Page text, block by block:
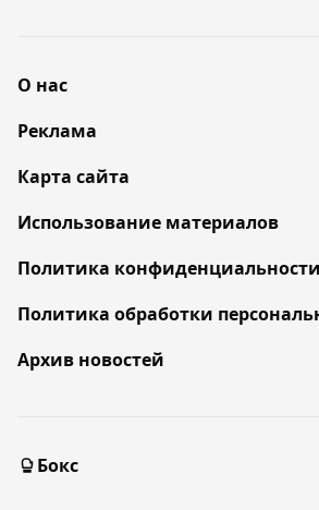
О нас
Реклама
Карта сайта
Использование материалов
Политика конфиденциальности
Политика обработки
Архив новостей
Бокс